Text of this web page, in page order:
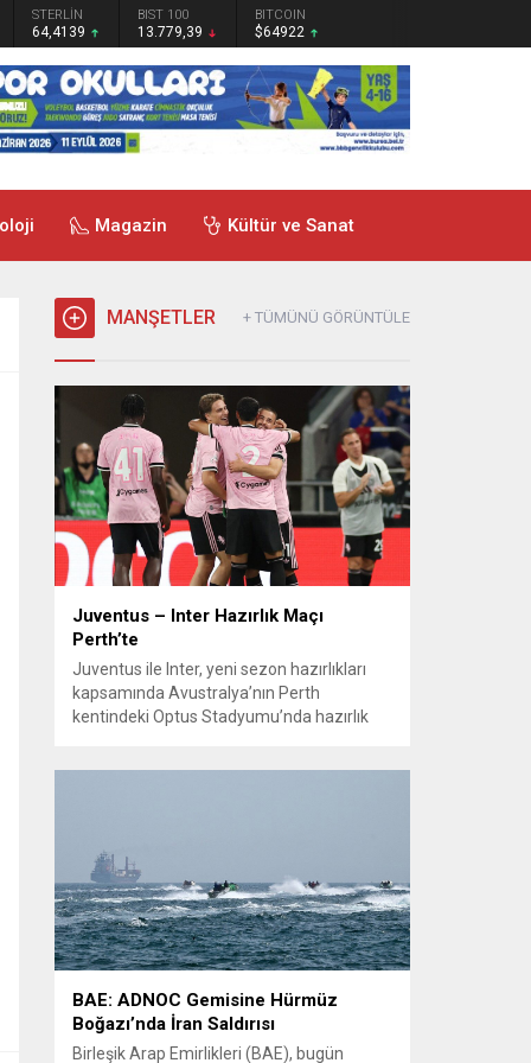
STERLİN
64,4139
BIST 100
13.779,39
BITCOIN
$64922
Magazin Kültür ve Sanat
MANŞETLER + TÜMÜNÜ GÖRÜNTÜLE
Juventus – Inter Hazırlık Maçı
Perth’te
Juventus ile Inter, yeni sezon hazırlıkları
kapsamında Avustralya’nın Perth
kentindeki Optus Stadyumu’nda hazırlık
Türk futbolcu sahada yer aldı: Juventus’ta
Kenan Yıldız ilk 11’de görev alırken,...
BAE: ADNOC Gemisine Hürmüz
Boğazı’nda İran Saldırısı
Birleşik Arap Emirlikleri (BAE), bugün